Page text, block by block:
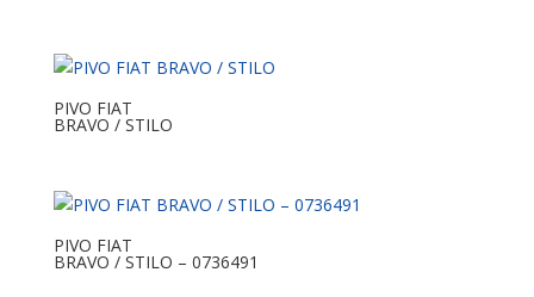
PIVO FIAT
BRAVO / STILO
PIVO FIAT
BRAVO / STILO – 0736491